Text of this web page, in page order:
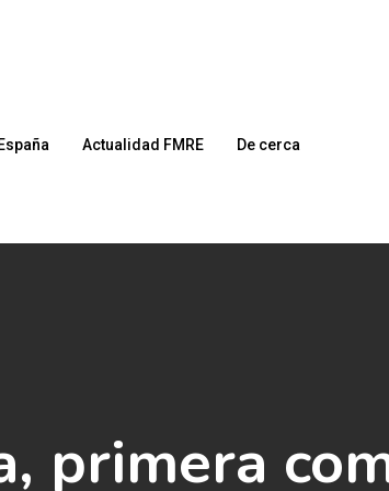
Actualidad FMRE De cerca
primera